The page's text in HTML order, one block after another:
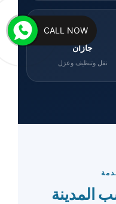
🌊
جازان
نقل وتنظيف وعزل
المدينة
CALL NOW